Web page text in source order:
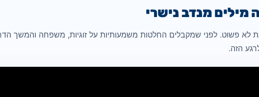
מנדב נישרי
פשוט. לפני שמקבלים החלטות משמעותיות על זוגיות, משפחה והמשך
הזה.